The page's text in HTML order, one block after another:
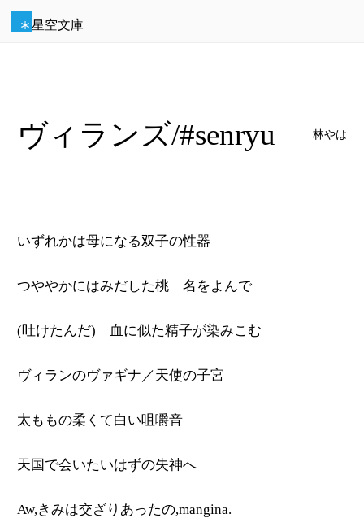
星空文庫
ヴィランズ/#senryu 林やは
いずれかは母になる双子の性器
つややかにはみだした桃 名をよんで
(吐けたんだ) 血に似た精子が染みこむ
ヴィランのヴァギナ／天使の子宮
太ももの柔くて白い咀嚼音
天国で会いたいはずの失神へ
Aw,きみは交ざりあったの,mangina.